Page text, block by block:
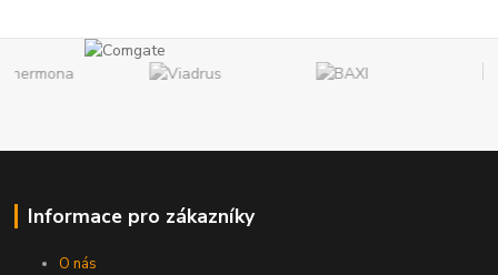
Informace pro zákazníky
O nás